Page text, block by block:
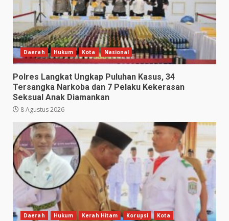
Daerah Hukum Kota Nasional
Polres Langkat Ungkap Puluhan Kasus, 34
Tersangka Narkoba dan 7 Pelaku Kekerasan
Seksual Anak Diamankan
8 Agustus 2026
Daerah Hukum Kerah Hitam Korupsi
Kota